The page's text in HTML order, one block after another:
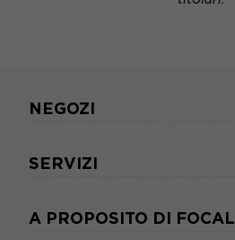
NEGOZI
SERVIZI
A PROPOSITO DI FOCAL